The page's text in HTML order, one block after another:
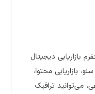
بازاریابی دیجیتال
بازاریابی محتوا،
می‌توانید ترافیک